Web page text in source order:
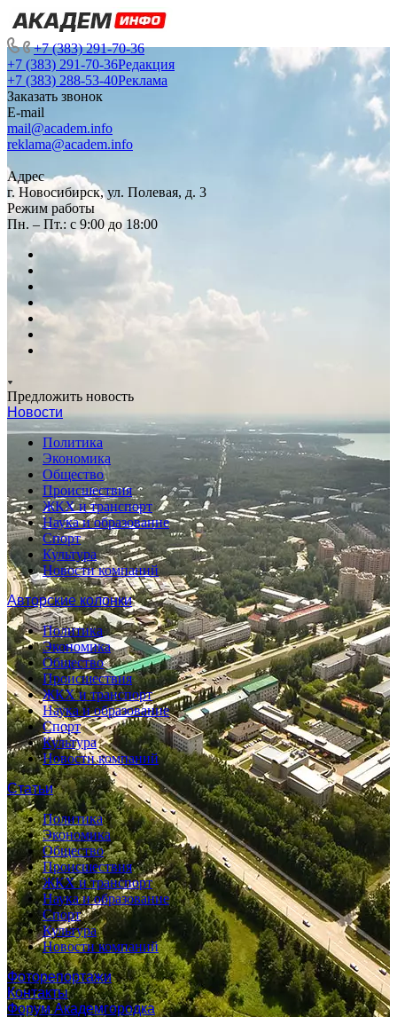
+7 (383) 291-70-36
+7 (383) 291-70-36Редакция
+7 (383) 288-53-40Реклама
Заказать звонок
E-mail
mail@academ.info
reklama@academ.info
Адрес
г. Новосибирск, ул. Полевая, д. 3
Режим работы
Пн. – Пт.: с 9:00 до 18:00
Предложить новость
Новости
Политика
Экономика
Общество
Происшествия
ЖКХ и транспорт
Наука и образование
Спорт
Культура
Новости компаний
Авторские колонки
Политика
Экономика
Общество
Происшествия
ЖКХ и транспорт
Наука и образование
Спорт
Культура
Новости компаний
Статьи
Политика
Экономика
Общество
Происшествия
ЖКХ и транспорт
Наука и образование
Спорт
Культура
Новости компаний
Фоторепортажи
Контакты
Форум Академгородка